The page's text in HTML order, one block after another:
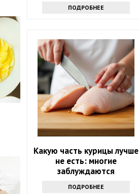
советы экспертов
ПОДРОБНЕЕ
Какую часть курицы лучше
не есть: многие
заблуждаются
ПОДРОБНЕЕ